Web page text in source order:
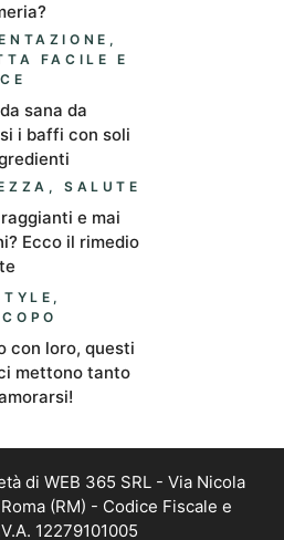
,
FACILE E
sana da
i baffi con soli
,SALUTE
e mai
Ecco il rimedio
,
con loro, questi
mettono tanto
di WEB 365 SRL - Via Nicola
(RM) - Codice Fiscale e
12279101005